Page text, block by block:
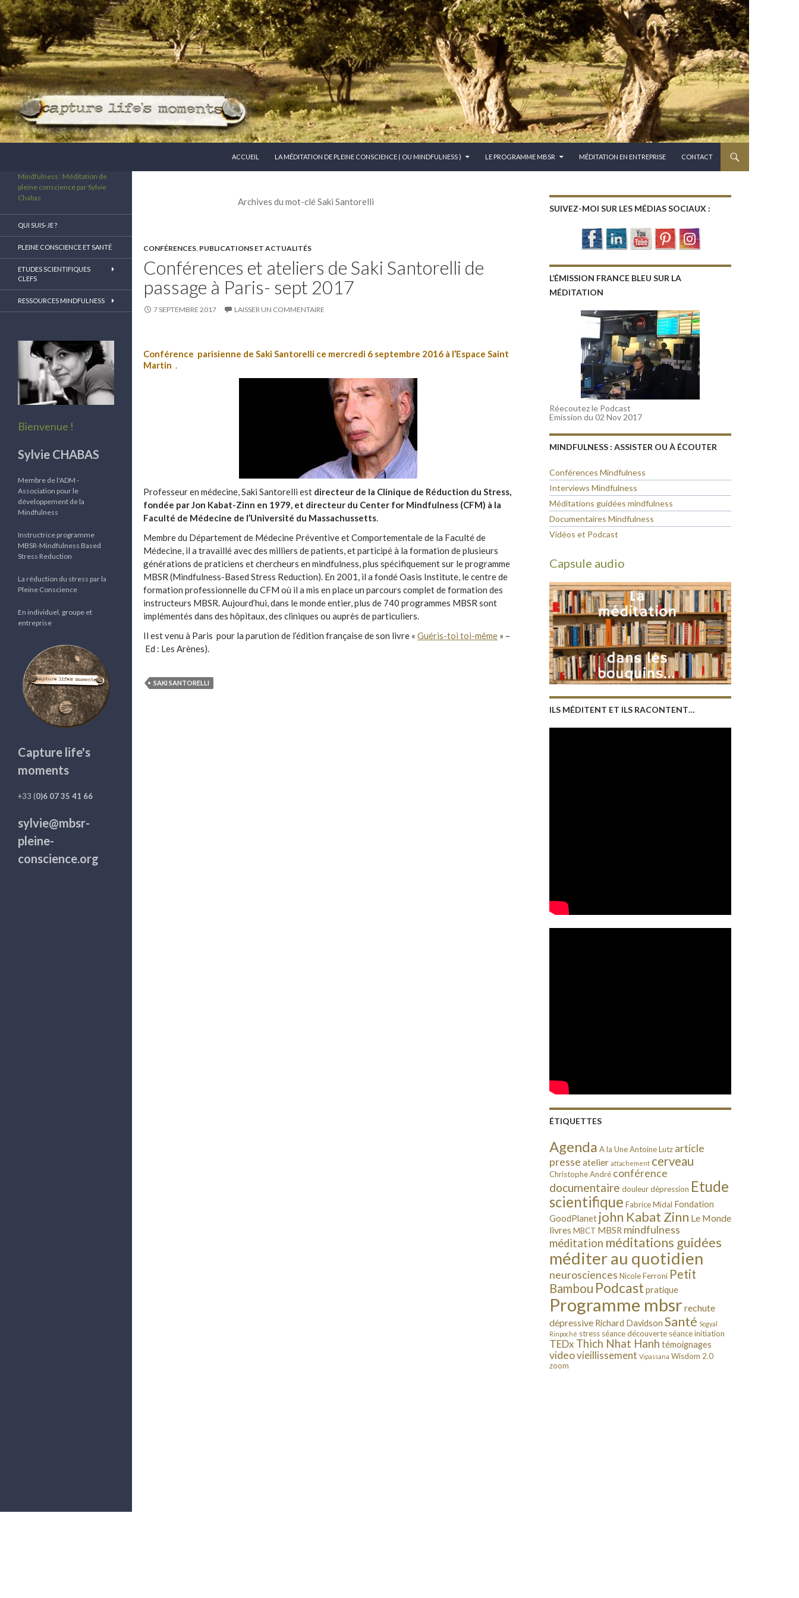
ACCUEIL
LA MÉDITATION DE PLEINE CONSCIENCE ( OU MINDFULNESS ) LE PROGRAMME MBSR MÉDITATION EN ENTREPRISE CONTACT
Archives du mot-clé Saki Santorelli
CONFÉRENCES, PUBLICATIONS ET ACTUALITÉS
Conférences et ateliers de Saki Santorelli de
passage à Paris- sept 2017
7 SEPTEMBRE 2017 LAISSER UN COMMENTAIRE
Conférence parisienne de Saki Santorelli ce mercredi 6 septembre 2016 à l’Espace Saint
Martin .
Professeur en médecine, Saki Santorelli est directeur de la Clinique de Réduction du Stress,
fondée par Jon Kabat-Zinn en 1979, et directeur du Center for Mindfulness (CFM) à la
Faculté de Médecine de l’Université du Massachussetts.
Membre du Département de Médecine Préventive et Comportementale de la Faculté de
Médecine, il a travaillé avec des milliers de patients, et participé à la formation de plusieurs
générations de praticiens et chercheurs en mindfulness, plus spécifiquement sur le programme
MBSR (Mindfulness-Based Stress Reduction). En 2001, il a fondé Oasis Institute, le centre de
formation professionnelle du CFM où il a mis en place un parcours complet de formation des
instructeurs MBSR. Aujourd’hui, dans le monde entier, plus de 740 programmes MBSR sont
implémentés dans des hôpitaux, des cliniques ou auprès de particuliers.
Il est venu à Paris pour la parution de l’édition française de son livre « Guéris-toi toi-même » –
Ed : Les Arènes).
SAKI SANTORELLI
SUIVEZ-MOI SUR LES MÉDIAS SOCIAUX :
L’ÉMISSION FRANCE BLEU SUR LA
MÉDITATION
Réecoutez le Podcast
Emission du 02 Nov 2017
MINDFULNESS : ASSISTER OU À ÉCOUTER
Conférences Mindfulness
Interviews Mindfulness
Méditations guidées mindfulness
Documentaires Mindfulness
Vidéos et Podcast
Capsule audio
ILS MÉDITENT ET ILS RACONTENT…
ÉTIQUETTES
Agenda A la UneAntoine Lutz article
presse atelier attachement cerveau
Christophe André conférence
documentaire douleurdépression Etude
scientifique Fabrice Midal Fondation
GoodPlanet john Kabat Zinn Le Monde
livres MBCT MBSR mindfulness
méditation méditations guidées
méditer au quotidien
neurosciences Nicole Ferroni Petit
Bambou Podcast pratique
Programme mbsr rechute
dépressive Richard Davidson Santé Sogyal
Rinpoché stress séance découverte séance initiation
TEDx Thich Nhat Hanh témoignages
videovieillissement Vipassana Wisdom 2.0
zoom
Mindfulness : Méditation de
pleine conscience par Sylvie
Chabas
QUI SUIS-JE ?
PLEINE CONSCIENCE ET SANTÉ
ETUDES SCIENTIFIQUES
CLEFS
RESSOURCES MINDFULNESS
Bienvenue !
Sylvie CHABAS
Membre de l'ADM -
Association pour le
développement de la
Mindfulness
Instructrice programme
MBSR-Mindfulness Based
Stress Reduction
La réduction du stress par la
Pleine Conscience
En individuel, groupe et
entreprise
Capture life's
moments
+33 (0)6 07 35 41 66
sylvie@mbsr-
pleine-
conscience.org